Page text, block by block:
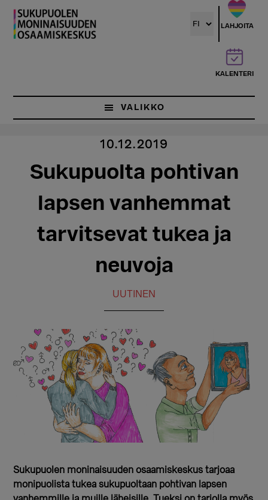
Hyppää
pääsisältöön
LAHJOITA
KALENTERI
VALIKKO
10.12.2019
Sukupuolta pohtivan
lapsen vanhemmat
tarvitsevat tukea ja
neuvoja
UUTINEN
Sukupuolen moninaisuuden osaamiskeskus tarjoaa
monipuolista tukea sukupuoltaan pohtivan lapsen